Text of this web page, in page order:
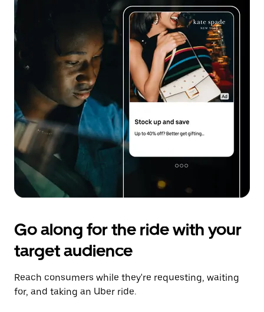
Go along for the ride with your
target audience
Reach consumers while they're requesting, waiting
for, and taking an Uber ride.